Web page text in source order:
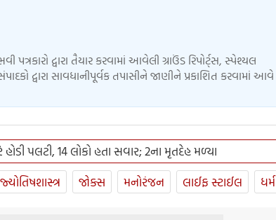
પત્રકારો દ્વારા તૈયાર કરવામાં આવેલી ગ્રાઉંડ રિપોર્ટ્સ, સ્પેશ્યલ
દ્વારા સાવધાનીપૂર્વક તપાસીને જાણીને પ્રકાશિત કરવામાં આવે
પલટી, 14 લોકો હતા સવાર; 2ના મૃતદેહ મળ્યા
જ્યોતિષશાસ્ત્ર જોક્સ મનોરંજન લાઈફ સ્ટાઈલ ધર્મ